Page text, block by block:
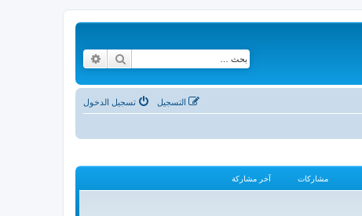
بحث
تسجيل الدخول التسجيل
مشاركات آخر مشاركة